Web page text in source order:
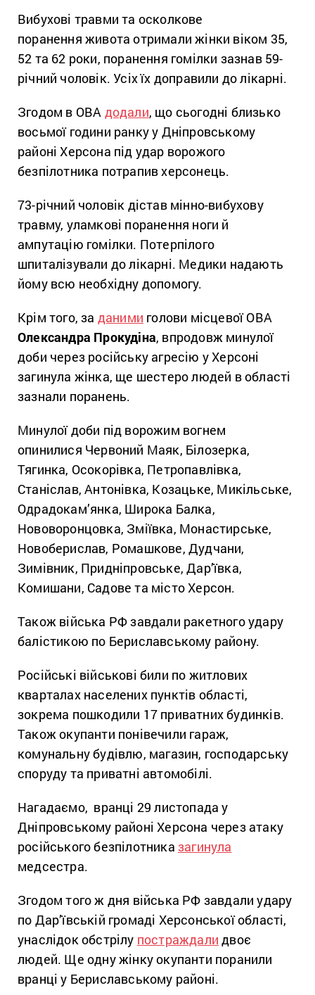
Вибухові травми та осколкове
поранення живота отримали жінки віком 35,
52 та 62 роки, поранення гомілки зазнав 59-
річний чоловік. Усіх їх доправили до лікарні.
Згодом в ОВА додали, що сьогодні близько
восьмої години ранку у Дніпровському
районі Херсона під удар ворожого
безпілотника потрапив херсонець.
73-річний чоловік дістав мінно-вибухову
травму, уламкові поранення ноги й
ампутацію гомілки. Потерпілого
шпиталізували до лікарні. Медики надають
йому всю необхідну допомогу.
Крім того, за даними голови місцевої ОВА
Олександра Прокудіна, впродовж минулої
доби через російську агресію у Херсоні
загинула жінка, ще шестеро людей в області
зазнали поранень.
Минулої доби під ворожим вогнем
опинилися Червоний Маяк, Білозерка,
Тягинка, Осокорівка, Петропавлівка,
Станіслав, Антонівка, Козацьке, Микільське,
Одрадокам’янка, Широка Балка,
Нововоронцовка, Зміївка, Монастирське,
Новоберислав, Ромашкове, Дудчани,
Зимівник, Придніпровське, Дар’ївка,
Комишани, Садове та місто Херсон.
Також війська РФ завдали ракетного удару
балістикою по Бериславському району.
Російські військові били по житлових
кварталах населених пунктів області,
зокрема пошкодили 17 приватних будинків.
Також окупанти понівечили гараж,
комунальну будівлю, магазин, господарську
споруду та приватні автомобілі.
Нагадаємо, вранці 29 листопада у
Дніпровському районі Херсона через атаку
російського безпілотника загинула
медсестра.
Згодом того ж дня війська РФ завдали удару
по Дар’ївській громаді Херсонської області,
унаслідок обстрілу постраждали двоє
людей. Ще одну жінку окупанти поранили
вранці у Бериславському районі.